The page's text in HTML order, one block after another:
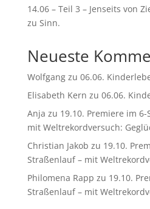
14.06 – Teil 3 – Jenseits von
zu Sinn.
Neueste
Wolfgangzu 06.06.
Elisabeth Kern zu 06.06.
Anja zu 19.10. Premiere im
mit Weltrekordversuch:
Christian Jakob zu 19.10.
Straßenlauf – mit
Philomena Rapp zu 19.10.
Straßenlauf – mit